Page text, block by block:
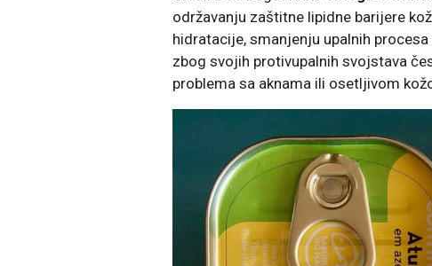
održavanju zaštitne lipidne barijere
hidratacije, smanjenju upalnih
zbog svojih protivupalnih svojstava
problema sa aknama ili osetljivom